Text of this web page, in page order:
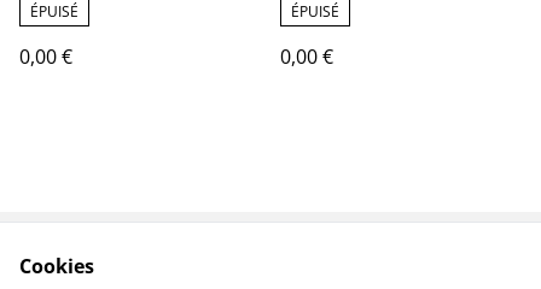
ÉPUISÉ
0,00 €
ÉPUISÉ
0,00 €
Cookies